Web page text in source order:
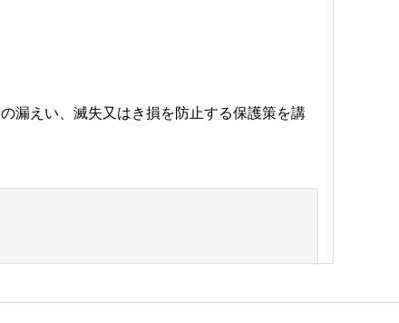
漏えい、滅失又はき損を防止する保護策を講